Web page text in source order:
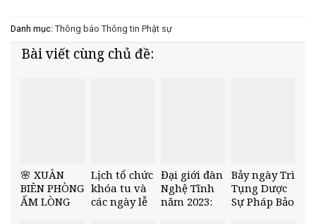
Danh mục: Thông báo Thông tin Phật sự
Bài viết cùng chủ đề:
🌸 XUÂN
BIÊN PHÒNG
ẤM LÒNG
Lịch tổ chức
khóa tu và
các ngày lễ
Đại giới đàn
Nghệ Tĩnh
năm 2023:
Bảy ngày Trì
Tụng Dược
Sự Pháp Bảo